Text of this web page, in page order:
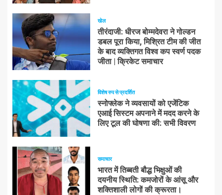
खेल
तीरंदाजी: धीरज बोम्मदेवरा ने गोल्डन
डबल पूरा किया, मिश्रित टीम की जीत
के बाद व्यक्तिगत विश्व कप स्वर्ण पदक
जीता | क्रिकेट समाचार
विशेष रुप से प्रदर्शित
स्नोफ्लेक ने व्यवसायों को एजेंटिक
एआई सिस्टम अपनाने में मदद करने के
लिए टूल की घोषणा की: सभी विवरण
समाचार
भारत में तिब्बती बौद्ध भिक्षुओं की
दयनीय स्थिति: कमजोरों के आंसू और
शक्तिशाली लोगों की क्रूरता।